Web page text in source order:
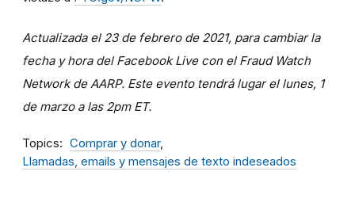
Actualizada el 23 de febrero de 2021, para cambiar la
fecha y hora del Facebook Live con el Fraud Watch
Network de AARP. Este evento tendrá lugar el lunes, 1
de marzo a las 2pm ET.
Topics
Comprar y donar
Llamadas, emails y mensajes de texto indeseados